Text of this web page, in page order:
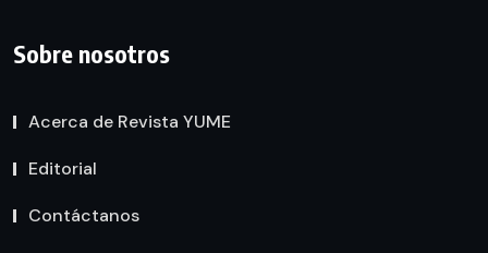
Sobre nosotros
Acerca de Revista YUME
Editorial
Contáctanos